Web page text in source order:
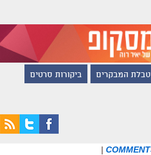
טבלת המבקרים ביקורות סרטים
|